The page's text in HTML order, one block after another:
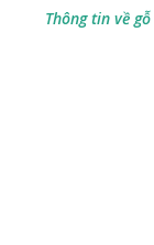
Thông tin về gỗ